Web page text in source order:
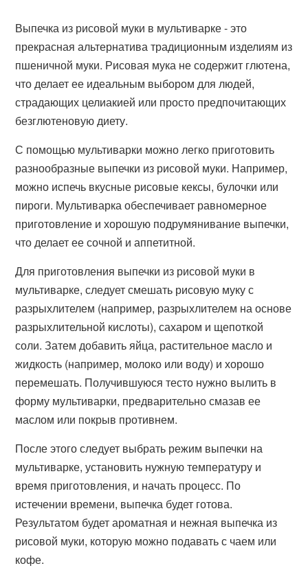
Выпечка из рисовой муки в мультиварке - это
прекрасная альтернатива традиционным изделиям из
пшеничной муки. Рисовая мука не содержит глютена,
что делает ее идеальным выбором для людей,
страдающих целиакией или просто предпочитающих
безглютеновую диету.
С помощью мультиварки можно легко приготовить
разнообразные выпечки из рисовой муки. Например,
можно испечь вкусные рисовые кексы, булочки или
пироги. Мультиварка обеспечивает равномерное
приготовление и хорошую подрумянивание выпечки,
что делает ее сочной и аппетитной.
Для приготовления выпечки из рисовой муки в
мультиварке, следует смешать рисовую муку с
разрыхлителем (например, разрыхлителем на основе
разрыхлительной кислоты), сахаром и щепоткой
соли. Затем добавить яйца, растительное масло и
жидкость (например, молоко или воду) и хорошо
перемешать. Получившуюся тесто нужно вылить в
форму мультиварки, предварительно смазав ее
маслом или покрыв противнем.
После этого следует выбрать режим выпечки на
мультиварке, установить нужную температуру и
время приготовления, и начать процесс. По
истечении времени, выпечка будет готова.
Результатом будет ароматная и нежная выпечка из
рисовой муки, которую можно подавать с чаем или
кофе.